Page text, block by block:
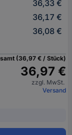
36,33 €
36,17 €
36,08 €
(36,97 € / Stück)
36,97 €
zzgl. MwSt.
Versand